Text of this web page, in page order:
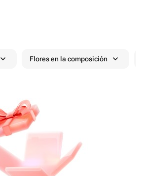
Flores en la composición